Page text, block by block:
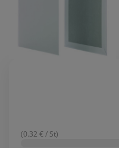
(0.32 € / St)